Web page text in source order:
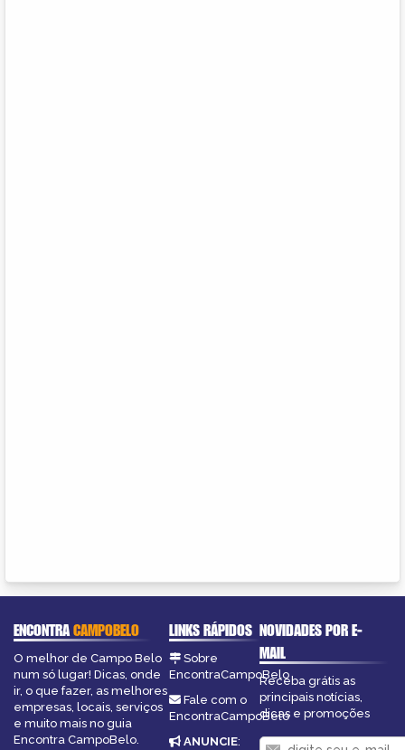
ENCONTRACAMPOBELO
O melhor de Campo Belo
num só lugar! Dicas, onde
ir, o que fazer, as melhores
empresas, locais, serviços
e muito mais no guia
Encontra CampoBelo.
LINKS RÁPIDOS
Sobre
EncontraCampoBelo
Fale com o
EncontraCampoBelo
ANUNCIE:
NOVIDADES POR E-
MAIL
Receba grátis as
principais notícias,
dicas e promoções